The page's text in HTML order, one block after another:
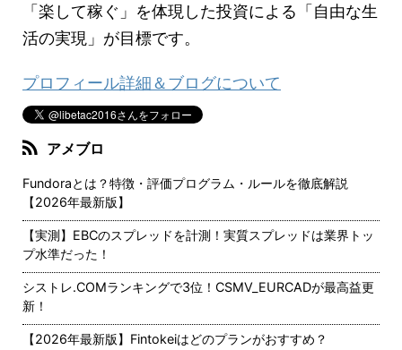
「楽して稼ぐ」を体現した投資による「自由な生
活の実現」が目標です。
プロフィール詳細＆ブログについて
アメブロ
Fundoraとは？特徴・評価プログラム・ルールを徹底解説
【2026年最新版】
【実測】EBCのスプレッドを計測！実質スプレッドは業界トッ
プ水準だった！
シストレ.COMランキングで3位！CSMV_EURCADが最高益更
新！
【2026年最新版】Fintokeiはどのプランがおすすめ？